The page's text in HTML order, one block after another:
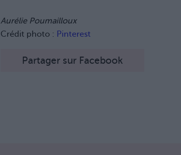
Aurélie Poumailloux
Crédit photo : Pinterest
Partager sur Facebook